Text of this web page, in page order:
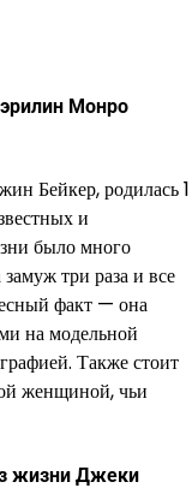
Монро
Бейкер, родилась 1
и
было много
три раза и все
факт — она
на модельной
Также стоит
женщиной, чьи
жизни Джеки